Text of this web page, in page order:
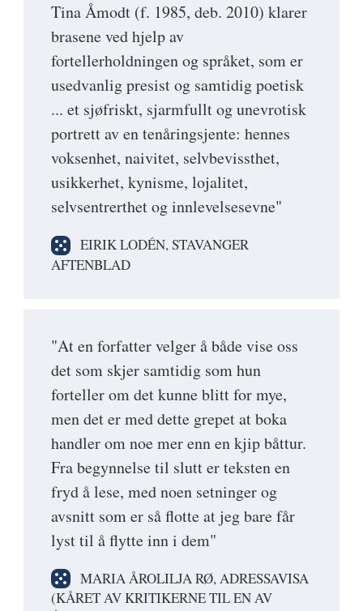
Tina Åmodt (f. 1985, deb. 2010) klarer
brasene ved hjelp av
fortellerholdningen og språket, som er
usedvanlig presist og samtidig poetisk
... et sjøfriskt, sjarmfullt og unevrotisk
portrett av en tenåringsjente: hennes
voksenhet, naivitet, selvbevissthet,
usikkerhet, kynisme, lojalitet,
selvsentrerthet og innlevelsesevne"
EIRIK LODÉN, STAVANGER
AFTENBLAD
"At en forfatter velger å både vise oss
det som skjer samtidig som hun
forteller om det kunne blitt for mye,
men det er med dette grepet at boka
handler om noe mer enn en kjip båttur.
Fra begynnelse til slutt er teksten en
fryd å lese, med noen setninger og
avsnitt som er så flotte at jeg bare får
lyst til å flytte inn i dem"
MARIA ÅROLILJA RØ, ADRESSAVISA
(KÅRET AV KRITIKERNE TIL EN AV